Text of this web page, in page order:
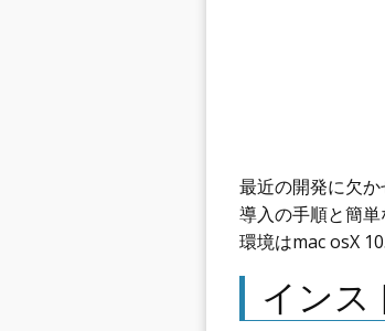
最近の開発に欠
導入の手順と簡
環境はmac osX
インス